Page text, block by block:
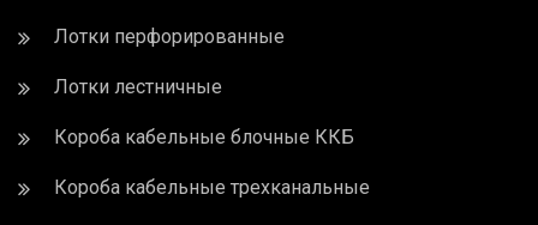
Лотки перфорированные
Лотки лестничные
Короба кабельные блочные ККБ
Короба кабельные трехканальные